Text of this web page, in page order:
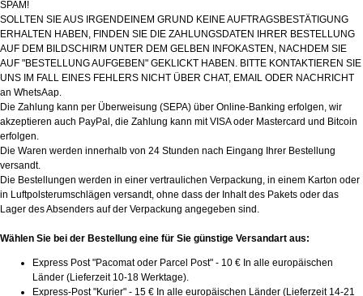
SPAM!
SOLLTEN SIE AUS IRGENDEINEM GRUND KEINE AUFTRAGSBESTÄTIGUNG
ERHALTEN HABEN, FINDEN SIE DIE ZAHLUNGSDATEN IHRER BESTELLUNG
AUF DEM BILDSCHIRM UNTER DEM GELBEN INFOKASTEN, NACHDEM SIE
AUF "BESTELLUNG AUFGEBEN" GEKLICKT HABEN. BITTE KONTAKTIEREN SIE
UNS IM FALL EINES FEHLERS NICHT ÜBER CHAT, EMAIL ODER NACHRICHT
an WhetsAap.
Die Zahlung kann per Überweisung (SEPA) über Online-Banking erfolgen, wir
akzeptieren auch PayPal, die Zahlung kann mit VISA oder Mastercard und Bitcoin
erfolgen.
Die Waren werden innerhalb von 24 Stunden nach Eingang Ihrer Bestellung
versandt.
Die Bestellungen werden in einer vertraulichen Verpackung, in einem Karton oder
in Luftpolsterumschlägen versandt, ohne dass der Inhalt des Pakets oder das
Lager des Absenders auf der Verpackung angegeben sind.
Wählen Sie bei der Bestellung eine für Sie günstige Versandart aus:
Express Post "Pacomat oder Parcel Post" - 10 € In alle europäischen
Länder (Lieferzeit 10-18 Werktage).
Express-Post "Kurier" - 15 € In alle europäischen Länder (Lieferzeit 14-21